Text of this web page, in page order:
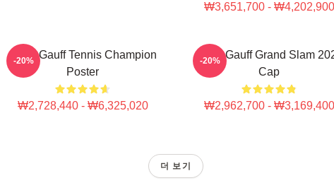
₩3,651,700 - ₩4,202,900
Coco Gauff Tennis Champion
Poster
₩2,728,440 - ₩6,325,020
-20%
Coco Gauff Grand Slam
Cap
₩2,962,700 - ₩3,169,400
-20%
더 보기